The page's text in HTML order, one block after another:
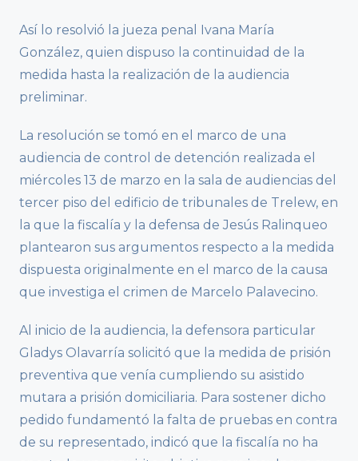
Así lo resolvió la jueza penal Ivana María
González, quien dispuso la continuidad de la
medida hasta la realización de la audiencia
preliminar.
La resolución se tomó en el marco de una
audiencia de control de detención realizada el
miércoles 13 de marzo en la sala de audiencias del
tercer piso del edificio de tribunales de Trelew, en
la que la fiscalía y la defensa de Jesús Ralinqueo
plantearon sus argumentos respecto a la medida
dispuesta originalmente en el marco de la causa
que investiga el crimen de Marcelo Palavecino.
Al inicio de la audiencia, la defensora particular
Gladys Olavarría solicitó que la medida de prisión
preventiva que venía cumpliendo su asistido
mutara a prisión domiciliaria. Para sostener dicho
pedido fundamentó la falta de pruebas en contra
de su representado, indicó que la fiscalía no ha